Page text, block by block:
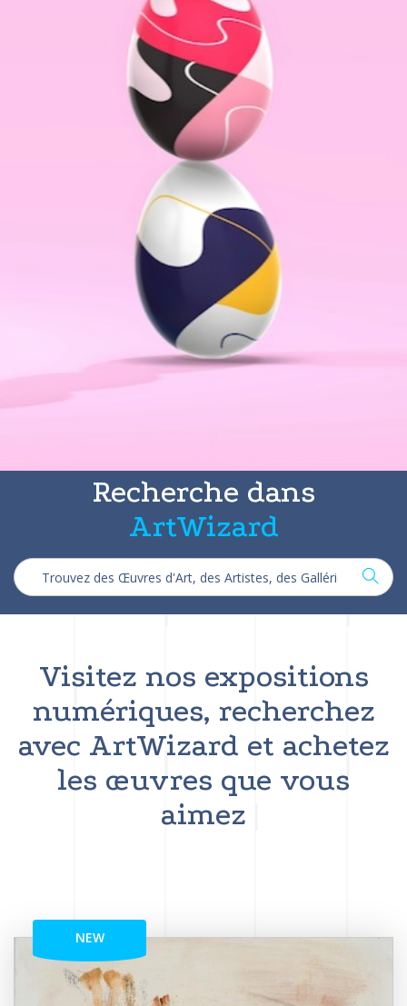
Recherche dans
ArtWizard
Visitez nos expositions
numériques, recherchez
avec ArtWizard et achetez
les œuvres que vous
aimez
NEW